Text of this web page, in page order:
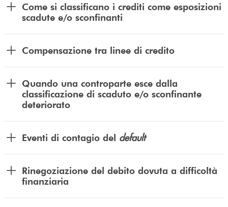
Come si classificano i crediti come esposizioni
scadute e/o sconfinanti
Compensazione tra linee di credito
Quando una controparte esce dalla
classificazione di scaduto e/o sconfinante
deteriorato
Eventi di contagio del default
Rinegoziazione del debito dovuta a difficoltà
finanziaria